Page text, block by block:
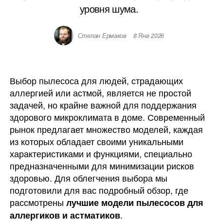
уровня шума.
Степан Ермаков 8 Янв 2026
Выбор пылесоса для людей, страдающих
аллергией или астмой, является не простой
задачей, но крайне важной для поддержания
здорового микроклимата в доме. Современный
рынок предлагает множество моделей, каждая
из которых обладает своими уникальными
характеристиками и функциями, специально
предназначенными для минимизации рисков
здоровью. Для облегчения выбора мы
подготовили для вас подробный обзор, где
рассмотрены лучшие модели пылесосов для
аллергиков и астматиков.